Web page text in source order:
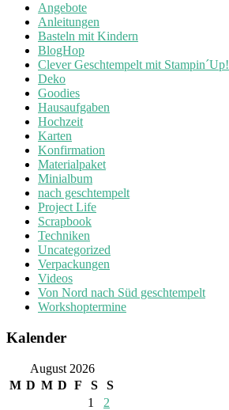
Angebote
Anleitungen
Basteln mit Kindern
BlogHop
Clever Geschtempelt mit Stampin´Up!
Deko
Goodies
Hausaufgaben
Hochzeit
Karten
Konfirmation
Materialpaket
Minialbum
nach geschtempelt
Project Life
Scrapbook
Techniken
Uncategorized
Verpackungen
Videos
Von Nord nach Süd geschtempelt
Workshoptermine
Kalender
August 2026
M D M D F S
S
1
2